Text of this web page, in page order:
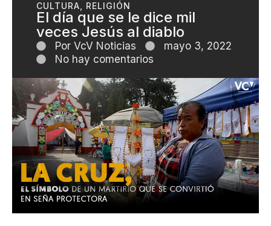
CULTURA RELIGIÓN
El día que se le dice mil
veces Jesús al diablo
Por VcV Noticias
mayo 3, 2022
No hay comentarios